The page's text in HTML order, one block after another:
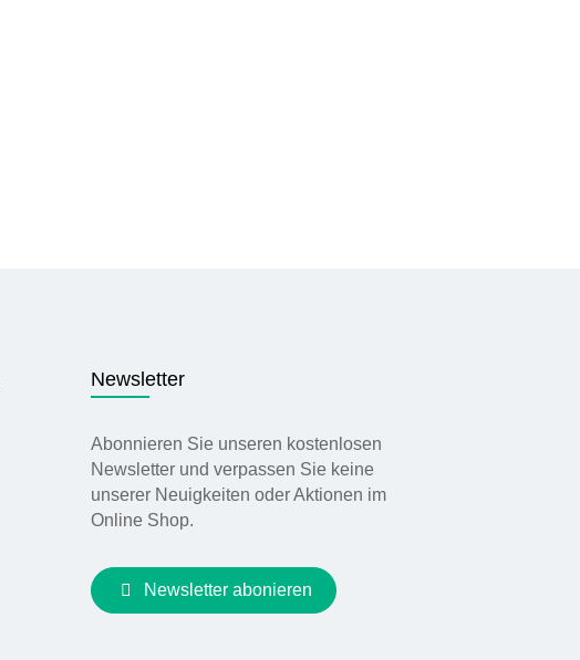
Newsletter
Abonnieren Sie unseren kostenlosen
Newsletter und verpassen Sie keine
unserer Neuigkeiten oder Aktionen im
Online Shop.
Newsletter abonieren